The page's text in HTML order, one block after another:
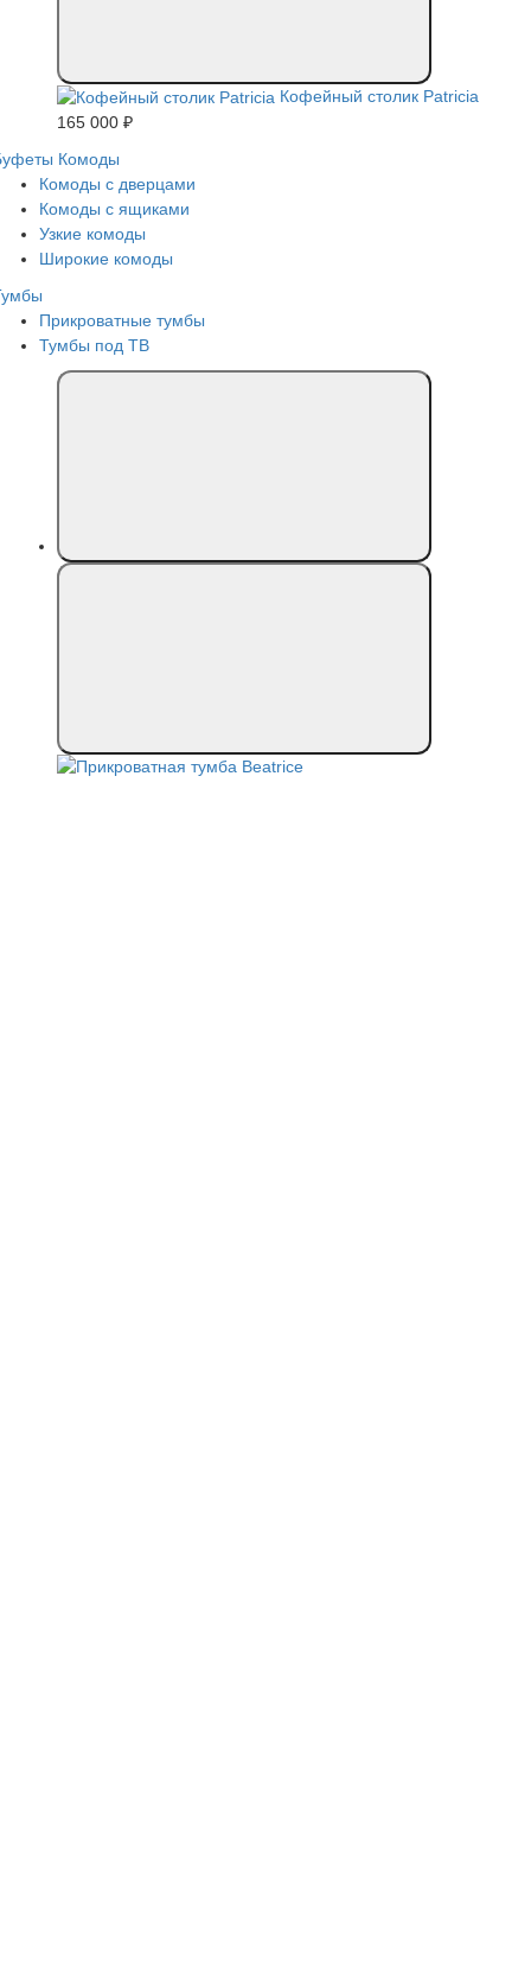
Кофейный столик Patricia
165 000 ₽
Комоды
Комоды с дверцами
Комоды с ящиками
Узкие комоды
Широкие комоды
Прикроватные тумбы
Тумбы под ТВ